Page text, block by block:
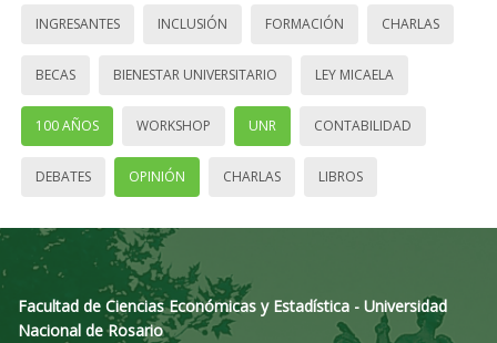
INGRESANTES INCLUSIÓN FORMACIÓN CHARLAS
BECAS BIENESTAR UNIVERSITARIO LEY MICAELA
100 AÑOS WORKSHOP UNR CONTABILIDAD
DEBATES OPINIÓN CHARLAS LIBROS
Facultad de Ciencias Económicas y Estadística - Universidad
Nacional de Rosario